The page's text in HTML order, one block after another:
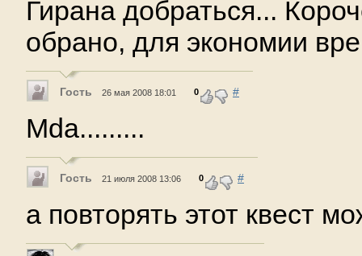
Гирана добраться...
обрано, для экономии
Гость 26 мая 2008 18:01 0 #
Mda.........
Гость 21 июля 2008 13:06 0 #
а повторять этот квест